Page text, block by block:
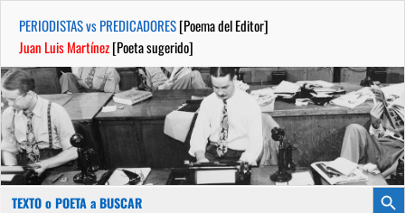
PERIODISTAS vs PREDICADORES[Poema del Editor]
Juan Luis Martínez[Poeta sugerido]
Buscar: